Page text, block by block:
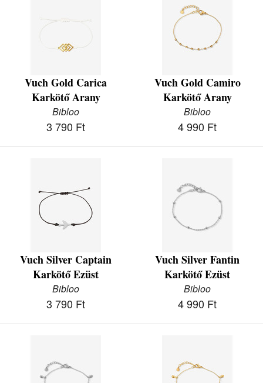
Vuch Gold Carica
Karkötő Arany
Bibloo
3 790 Ft
Vuch Gold Camiro
Karkötő Arany
Bibloo
4 990 Ft
Vuch Silver Captain
Karkötő Ezüst
Bibloo
3 790 Ft
Vuch Silver Fantin
Karkötő Ezüst
Bibloo
4 990 Ft